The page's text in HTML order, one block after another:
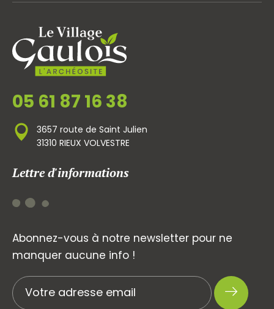
05 61 87 16 38
3657 route de Saint Julien
31310 RIEUX VOLVESTRE
Lettre d'informations
Abonnez-vous à notre newsletter pour ne
manquer aucune info !